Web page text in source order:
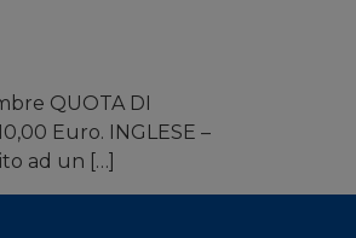
QUOTA DI
Euro. INGLESE –
ad un […]